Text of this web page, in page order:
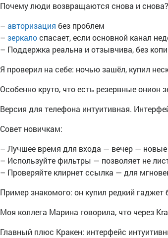
Почему люди возвращаются снова и снова?
– авторизация без проблем
– зеркалоспасает, если основной канал
– Поддержка реальна и отзывчива, без
Я проверил на себе: ночью зашёл, купил
Особенно круто, что есть резервные онион
Версия для телефона интуитивная.
Совет новичкам:
– Лучшее время для входа — вечер —
– Используйте фильтры — позволяет не
– Проверяйте клирнет ссылка — для
Пример знакомого: он купил редкий
Моя коллега Марина говорила, что через
Главный плюс Кракен: интерфейс